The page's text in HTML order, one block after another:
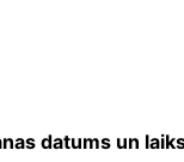
datums un